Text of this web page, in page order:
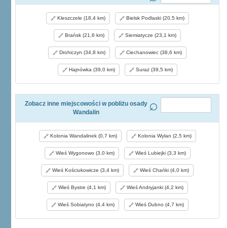
Kleszczele (18,4 km) Bielsk Podlaski (20,5 km)
Brańsk (21,6 km) Siemiatycze (23,1 km)
Drohiczyn (34,8 km) Ciechanowiec (38,6 km)
Hajnówka (39,0 km) Suraż (39,5 km)
Zobacz inne miejscowości w pobliżu osady
Wandalin
Kolonia Wandalinek (0,7 km) Kolonia Wylan (2,5 km)
Wieś Wygonowo (3,0 km) Wieś Lubiejki (3,3 km)
Wieś Kościukowicze (3,4 km) Wieś Chańki (4,0 km)
Wieś Bystre (4,1 km) Wieś Andryjanki (4,2 km)
Wieś Sobiatyno (4,4 km) Wieś Dubno (4,7 km)